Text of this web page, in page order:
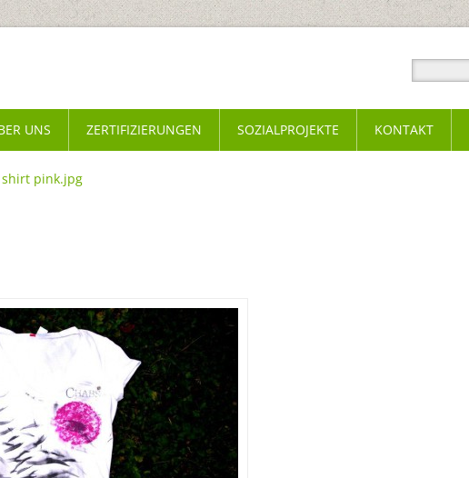
shirt pink.jpg
UNS ZERTIFIZIERUNGEN SOZIALPROJEKTE KONTAKT